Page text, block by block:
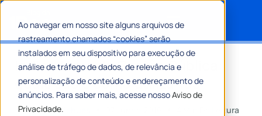
Ao navegar em nosso site alguns arquivos de
rastreamento chamados “cookies” serão
instalados em seu dispositivo para execução de
análise de tráfego de dados, de relevância e
personalização de conteúdo e endereçamento de
anúncios. Para saber mais, acesse nossoAviso de
Privacidade.
Indicadores de Gestão Pública:
quais são e como utilizá-los
PorJaison Niehues 4 Min De Leitura